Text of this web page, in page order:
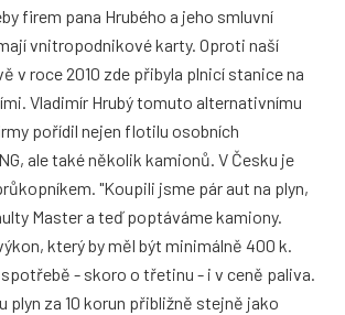
firem pana Hrubého a jeho smluvní
vnitropodnikové karty. Oproti naší
v roce 2010 zde přibyla plnicí stanice na
Vladimír Hrubý tomuto alternativnímu
pořídil nejen flotilu osobních
ale také několik kamionů. V Česku je
"Koupili jsme pár aut na plyn,
Master a teď poptáváme kamiony.
který by měl být minimálně 400 k.
spotřebě - skoro o třetinu - i v ceně paliva.
plyn za 10 korun přibližně stejně jako